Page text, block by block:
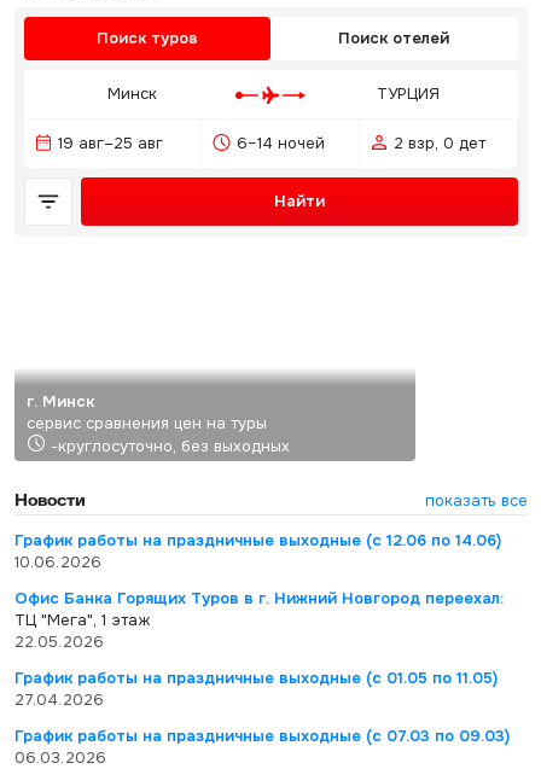
Поиск туров Поиск отелей
Минск ТУРЦИЯ
19 авг–25 авг 6–14 ночей 2 взр, 0 дет
Найти
г. Минск
сервис сравнения цен на туры
-круглосуточно, без выходных
Новости
показать все
График работы на праздничные выходные (с 12.06 по 14.06)
10.06.2026
Офис Банка Горящих Туров в г. Нижний Новгород переехал:
ТЦ "Мега", 1 этаж
22.05.2026
График работы на праздничные выходные (с 01.05 по 11.05)
27.04.2026
График работы на праздничные выходные (с 07.03 по 09.03)
06.03.2026